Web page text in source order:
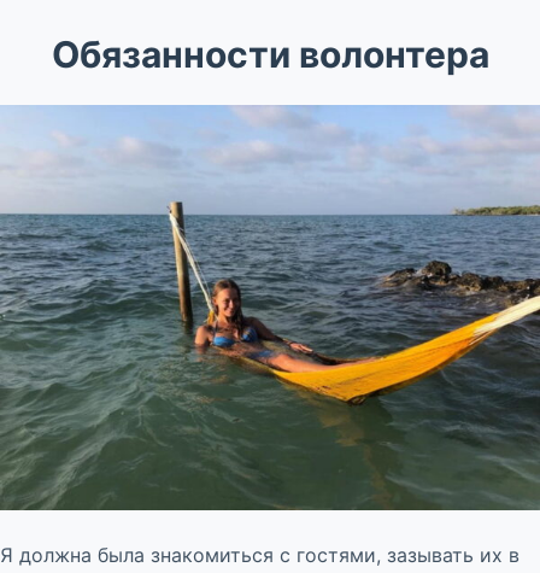
Обязанности волонтера
Я должна была знакомиться с гостями, зазывать их в